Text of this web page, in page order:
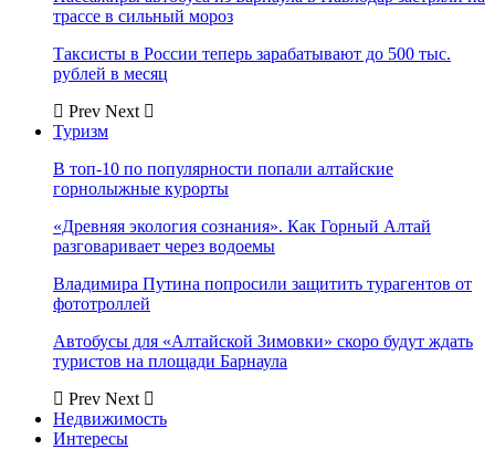
трассе в сильный мороз
Таксисты в России теперь зарабатывают до 500 тыс.
рублей в месяц
Prev Next
Туризм
В топ-10 по популярности попали алтайские
горнолыжные курорты
«Древняя экология сознания». Как Горный Алтай
разговаривает через водоемы
Владимира Путина попросили защитить турагентов от
фототроллей
Автобусы для «Алтайской Зимовки» скоро будут ждать
туристов на площади Барнаула
Prev Next
Недвижимость
Интересы